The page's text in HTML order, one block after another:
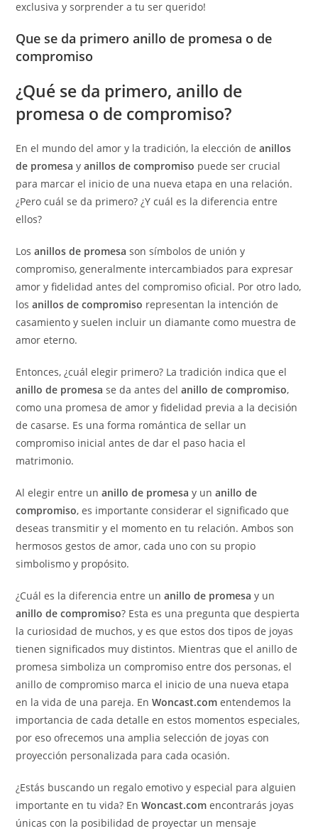
exclusiva y sorprender a tu ser querido!
Que se da primero anillo de promesa o de
compromiso
¿Qué se da primero, anillo de
promesa o de compromiso?
En el mundo del amor y la tradición, la elección deanillos
de promesa yanillos de compromiso puede ser crucial
para marcar el inicio de una nueva etapa en una relación.
¿Pero cuál se da primero? ¿Y cuál es la diferencia entre
ellos?
Losanillos de promesa son símbolos de unión y
compromiso, generalmente intercambiados para expresar
amor y fidelidad antes del compromiso oficial. Por otro lado,
losanillos de compromiso representan la intención de
casamiento y suelen incluir un diamante como muestra de
amor eterno.
Entonces, ¿cuál elegir primero? La tradición indica que el
anillo de promesa se da antes delanillo de compromiso,
como una promesa de amor y fidelidad previa a la decisión
de casarse. Es una forma romántica de sellar un
compromiso inicial antes de dar el paso hacia el
matrimonio.
Al elegir entre unanillo de promesa y unanillo de
compromiso, es importante considerar el significado que
deseas transmitir y el momento en tu relación. Ambos son
hermosos gestos de amor, cada uno con su propio
simbolismo y propósito.
¿Cuál es la diferencia entre unanillo de promesa y un
anillo de compromiso? Esta es una pregunta que despierta
la curiosidad de muchos, y es que estos dos tipos de joyas
tienen significados muy distintos. Mientras que el anillo de
promesa simboliza un compromiso entre dos personas, el
anillo de compromiso marca el inicio de una nueva etapa
en la vida de una pareja. EnWoncast.com entendemos la
importancia de cada detalle en estos momentos especiales,
por eso ofrecemos una amplia selección de joyas con
proyección personalizada para cada ocasión.
¿Estás buscando un regalo emotivo y especial para alguien
importante en tu vida? EnWoncast.com encontrarás joyas
únicas con la posibilidad de proyectar un mensaje